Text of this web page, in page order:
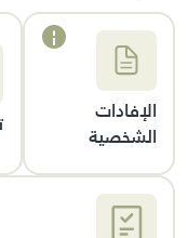
الإفادات
الشخصية